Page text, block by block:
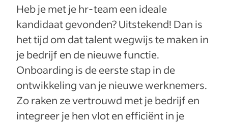
Heb je met je hr-team een ideale
kandidaat gevonden? Uitstekend! Dan is
het tijd om dat talent wegwijs te maken in
je bedrijf en de nieuwe functie.
Onboarding is de eerste stap in de
ontwikkeling van je nieuwe werknemers.
Zo raken ze vertrouwd met je bedrijf en
integreer je hen vlot en efficiënt in je